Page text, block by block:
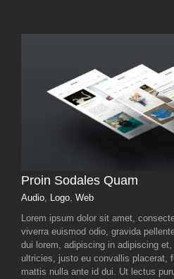
Proin Sodales Quam
Audio, Logo, Web
Lorem ipsum dolor sit amet,
viverra euismod odio, gravida
dui lorem, adipiscing in adipiscing
ultricies, justo eu convallis placerat,
mattis nulla ante id dui. Ut lectus